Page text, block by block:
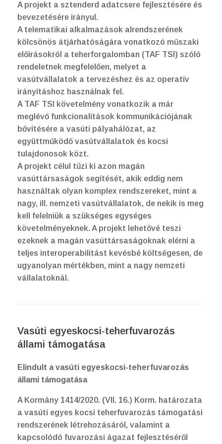
A projekt a sztenderd adatcsere fejlesztésére és
bevezetésére irányul.
A telematikai alkalmazások alrendszerének
kölcsönös átjárhatóságára vonatkozó műszaki
előírásokról a teherforgalomban (TAF TSI) szóló
rendeletnek megfelelően, melyet a
vasútvállalatok a tervezéshez és az operatív
irányításhoz használnak fel.
A TAF TSI követelmény vonatkozik a már
meglévő funkcionalitások kommunikációjának
bővítésére a vasúti pályahálózat, az
együttműködő vasútvállalatok és kocsi
tulajdonosok közt.
A projekt célul tűzi ki azon magán
vasúttársaságok segítését, akik eddig nem
használtak olyan komplex rendszereket, mint a
nagy, ill. nemzeti vasútvállalatok, de nekik is meg
kell felelniük a szükséges egységes
követelményeknek. A projekt lehetővé teszi
ezeknek a magán vasúttársaságoknak elérni a
teljes interoperabilitást kevésbé költségesen, de
ugyanolyan mértékben, mint a nagy nemzeti
vállalatoknál.
Vasúti egyeskocsi-teherfuvarozás
állami támogatása
Elindult a vasúti egyeskocsi-teherfuvarozás
állami támogatása
A Kormány 1414/2020. (VII. 16.) Korm. határozata
a vasúti egyes kocsi teherfuvarozás támogatási
rendszerének létrehozásáról, valamint a
kapcsolódó fuvarozási ágazat fejlesztéséről